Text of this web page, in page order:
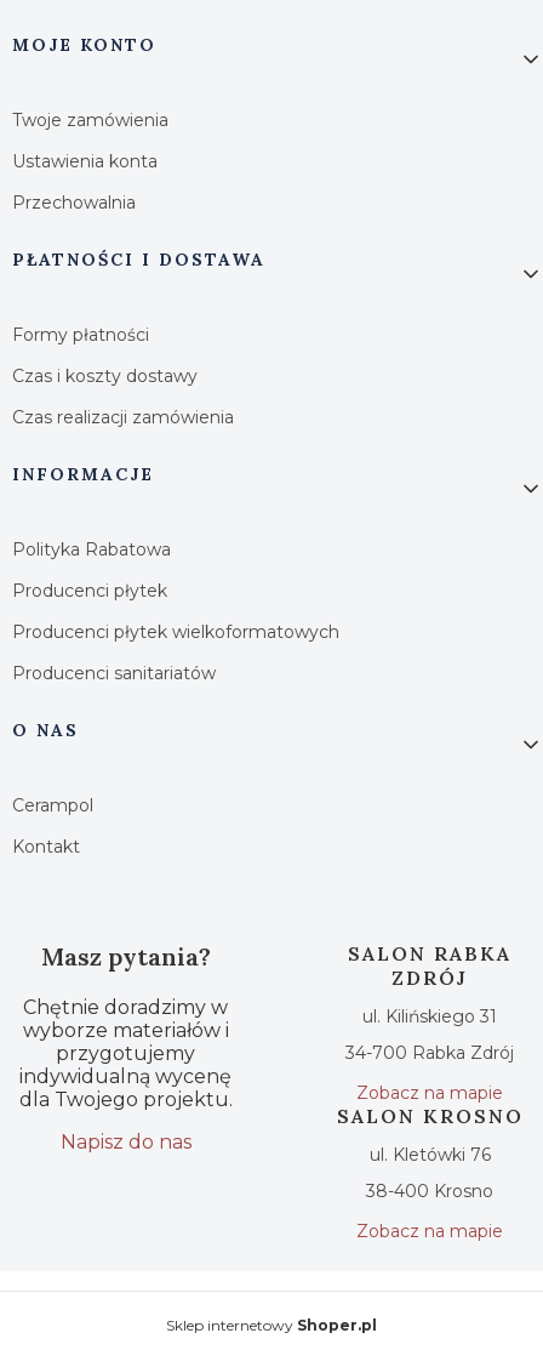
MOJE KONTO
Twoje zamówienia
Ustawienia konta
Przechowalnia
PŁATNOŚCI I DOSTAWA
Formy płatności
Czas i koszty dostawy
Czas realizacji zamówienia
INFORMACJE
Polityka Rabatowa
Producenci płytek
Producenci płytek wielkoformatowych
Producenci sanitariatów
O NAS
Cerampol
Kontakt
Masz pytania?
Chętnie doradzimy w
wyborze materiałów i
przygotujemy
indywidualną wycenę
dla Twojego projektu.
Napisz do nas
SALON RABKA
ZDRÓJ
ul. Kilińskiego 31
34-700 Rabka Zdrój
Zobacz na mapie
SALON KROSNO
ul. Kletówki 76
38-400 Krosno
Zobacz na mapie
Sklep internetowy Shoper.pl